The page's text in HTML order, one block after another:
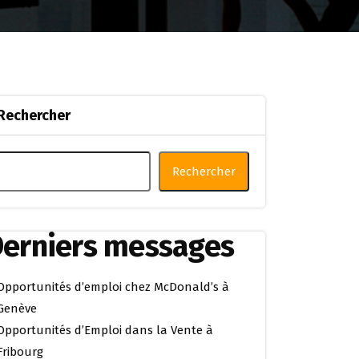
Rechercher
messages
d’emploi chez McDonald’s à
d’Emploi dans la Vente à